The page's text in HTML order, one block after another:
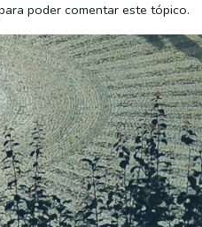
poder comentar este tópico.